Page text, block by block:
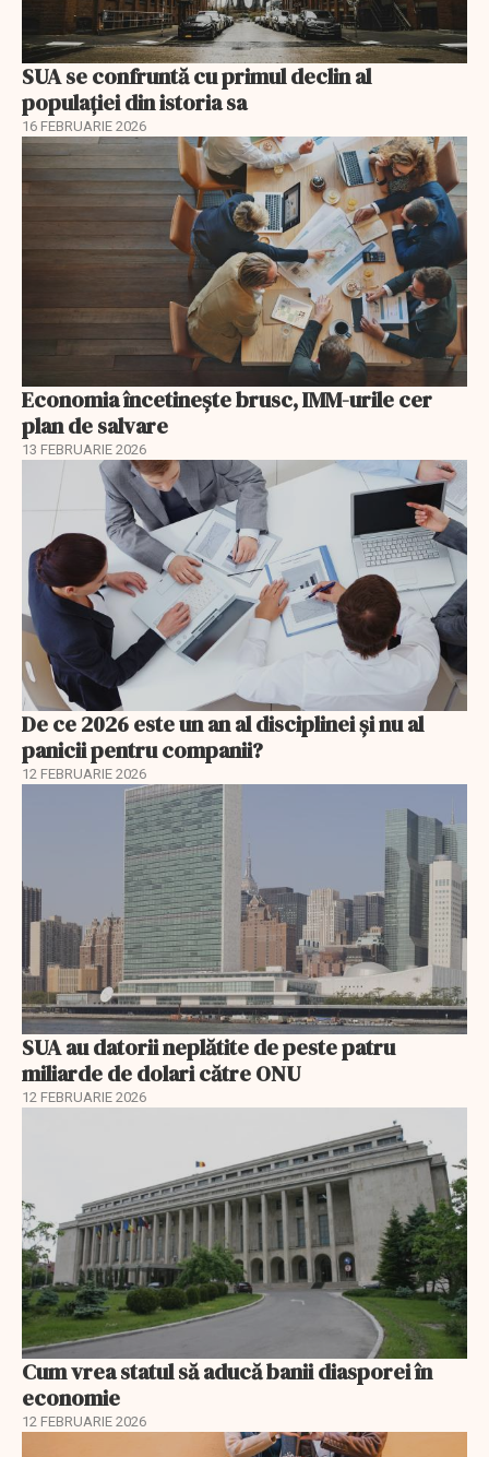
SUA se confruntă cu primul declin al
populației din istoria sa
16 FEBRUARIE 2026
Economia încetinește brusc, IMM-urile cer
plan de salvare
13 FEBRUARIE 2026
De ce 2026 este un an al disciplinei și nu al
panicii pentru companii?
12 FEBRUARIE 2026
SUA au datorii neplătite de peste patru
miliarde de dolari către ONU
12 FEBRUARIE 2026
Cum vrea statul să aducă banii diasporei în
economie
12 FEBRUARIE 2026